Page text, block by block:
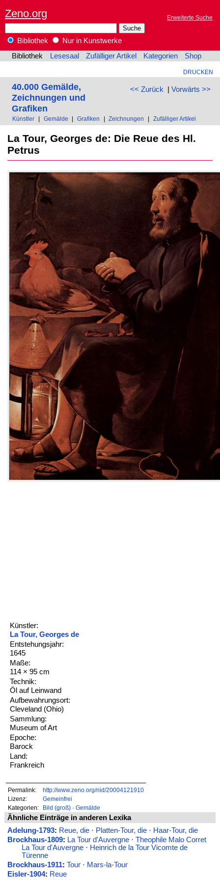
Zeno.org Erweiterte Suche
Bibliothek
Nur in Kunstwerke
Bibliothek
Lesesaal Zufälliger Artikel Kategorien Shop
DRUCKEN
<< Zurück | Vorwärts >>
40.000 Gemälde,
Zeichnungen und
Grafiken
Künstler Gemälde Grafiken Zeichnungen Zufälliger Artikel
La Tour, Georges de: Die Reue des Hl.
Petrus
Künstler:
La Tour, Georges de
Entstehungsjahr:
1645
Maße:
114 × 95 cm
Technik:
Öl auf Leinwand
Aufbewahrungsort:
Cleveland (Ohio)
Sammlung:
Museum of Art
Epoche:
Barock
Land:
Frankreich
Permalink:
http://www.zeno.org/nid/20004121910
Lizenz:
Gemeinfrei
Kategorien:
Bild (groß)· Gemälde
Ähnliche Einträge in anderen Lexika
Adelung-1793: Reue, die· Platten-Tour, die· Haar-Tour, die
Brockhaus-1809: La Tour d'Auvergne· Theophile Malo Corret
La Tour d'Auvergne· Heinrich de la Tour Vicomte de
Türenne
Brockhaus-1911: Tour· Mars-la-Tour
Eisler-1904: Reue